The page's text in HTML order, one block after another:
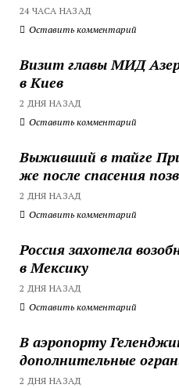
24 ЧАСА НАЗАД
Оставить комментарий
Визит главы МИД
в Киев
2 ДНЯ НАЗАД
Оставить комментарий
Выживший в тайге
же после спасения
2 ДНЯ НАЗАД
Оставить комментарий
Россия захотела
в Мексику
2 ДНЯ НАЗАД
Оставить комментарий
В аэропорту
дополнительные
2 ДНЯ НАЗАД